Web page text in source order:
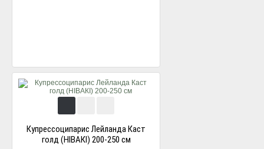
Купресcоципарис Лейланда Каст
голд (НІВАКІ) 200-250 см